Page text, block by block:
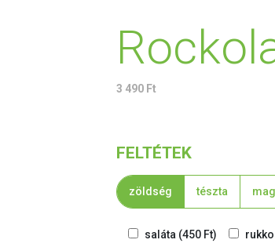
3 490 Ft
FELTÉTEK
zöldség tészta
saláta (450 Ft)